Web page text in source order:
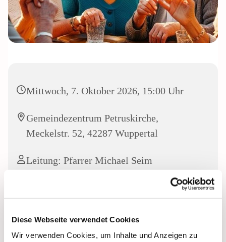
Diese Webseite verwendet Cookies
Wir verwenden Cookies, um Inhalte und Anzeigen zu
Mittwoch, 7. Oktober 2026, 15:00 Uhr
Gemeindezentrum Petruskirche,
Meckelstr. 52, 42287 Wuppertal
Leitung: Pfarrer Michael Seim